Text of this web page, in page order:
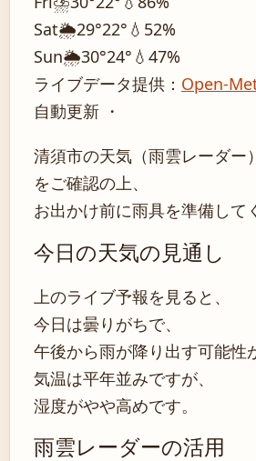
Sat🌦️29°22° 💧52%
Sun🌦️30°24° 💧47%
ライブデータ提供： Open-
自動更新 ・
清須市の天気（雨雲レーダー）
をご確認の上、
お出かけ前に雨具を準備して
今日の天気の見通し
上のライブ予報を見ると、
今日は曇りがちで、
午後から雨が降り出す可能性
気温は平年並みですが、
湿度がやや高めです。
雨雲レーダーの活用